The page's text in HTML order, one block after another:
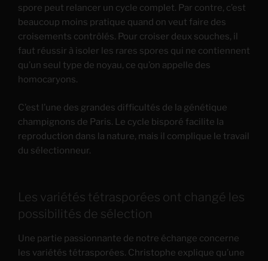
spore peut relancer un cycle complet. Par contre, c’est
beaucoup moins pratique quand on veut faire des
croisements contrôlés. Pour croiser deux souches, il
faut réussir à isoler les rares spores qui ne contiennent
qu’un seul type de noyau, ce qu’on appelle des
homocaryons.
C’est l’une des grandes difficultés de la génétique
champignons de Paris. Le cycle bisporé facilite la
reproduction dans la nature, mais il complique le travail
du sélectionneur.
Les variétés tétrasporées ont changé les
possibilités de sélection
Une partie passionnante de notre échange concerne
les variétés tétrasporées. Christophe explique qu’une